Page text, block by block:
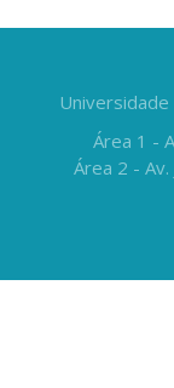
Universidade
Área 1 -
Área 2 -